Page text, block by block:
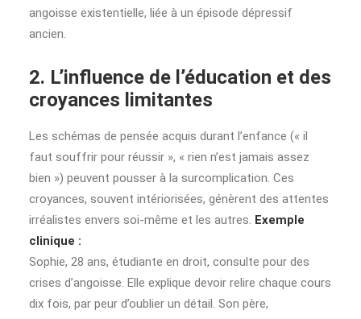
angoisse existentielle, liée à un épisode dépressif
ancien.
2. L’influence de l’éducation et des
croyances limitantes
Les schémas de pensée acquis durant l’enfance (« il
faut souffrir pour réussir », « rien n’est jamais assez
bien ») peuvent pousser à la surcomplication. Ces
croyances, souvent intériorisées, génèrent des attentes
irréalistes envers soi-même et les autres. Exemple
clinique :
Sophie, 28 ans, étudiante en droit, consulte pour des
crises d’angoisse. Elle explique devoir relire chaque cours
dix fois, par peur d’oublier un détail. Son père,